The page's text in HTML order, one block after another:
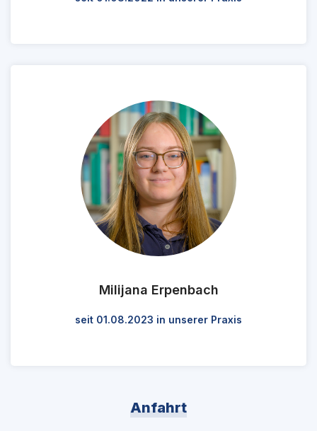
Milijana Erpenbach
seit 01.08.2023 in unserer Praxis
Anfahrt